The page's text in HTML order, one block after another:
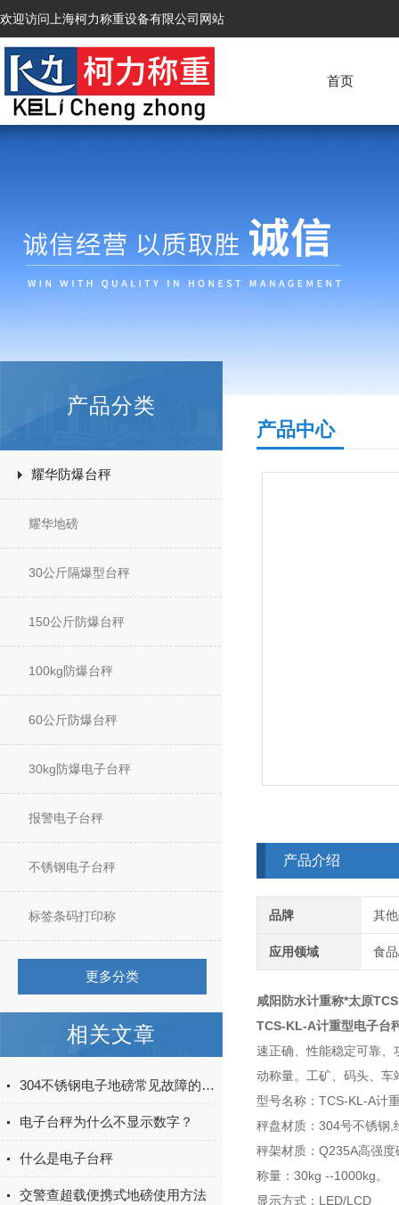
欢迎访问上海柯力称重设备有限公司网站
首页
产品分类
耀华防爆台秤
耀华地磅
30公斤隔爆型台秤
150公斤防爆台秤
100kg防爆台秤
60公斤防爆台秤
30kg防爆电子台秤
报警电子台秤
不锈钢电子台秤
标签条码打印称
更多分类
相关文章
304不锈钢电子地磅常见故障的解决办法
电子台秤为什么不显示数字？
什么是电子台秤
交警查超载便携式地磅使用方法
产品中心
产品介绍
品牌 其
应用领域 食
咸阳防水计重称*太原
TCS-KL-A计重型电子台
速正确、性能稳定可靠
动称量。工矿、码头、
型号名称：TCS-KL-A计
秤盘材质：304号不锈钢,
秤架材质：Q235A高强
称量：30kg --1000kg。
显示方式：LED/LCD